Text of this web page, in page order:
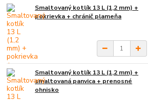
Smaltovaný kotlík 13 L (1,2 mm) +
pokrievka + chránič plameňa
Smaltovaný kotlík 13 L (1,2 mm) +
smaltovaná panvica + prenosné
ohnisko